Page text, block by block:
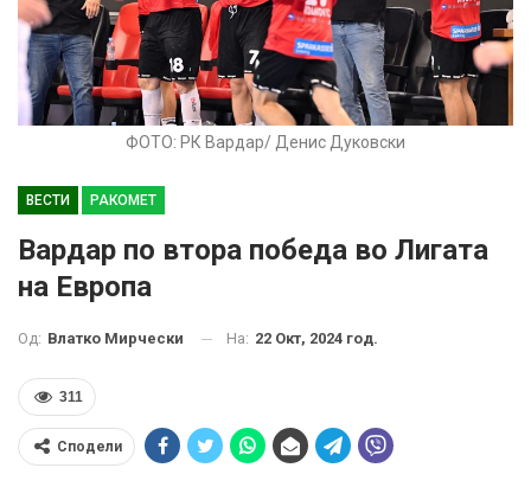
ФОТО: РК Вардар/ Денис Дуковски
ВЕСТИ РАКОМЕТ
Вардар по втора победа во Лигата
на Европа
Од: Влатко Мирчески На: 22 Окт, 2024 год.
311
Сподели